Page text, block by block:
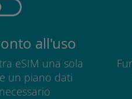
all'uso
eSIM una sola
un piano dati